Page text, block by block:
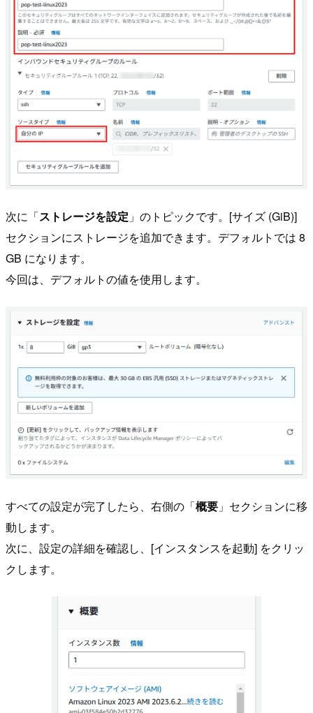
次に「ストレージを設定 」のトピックです。[サイズ (GiB)]
セクションにストレージを追加できます。デフォルトでは 8
GB になります。
今回は、デフォルトの値を使用します。
すべての設定が完了したら、右側の「概要 」セクションに移
動します。
次に、設定の詳細を確認し、[インスタンスを起動] をクリッ
クします。